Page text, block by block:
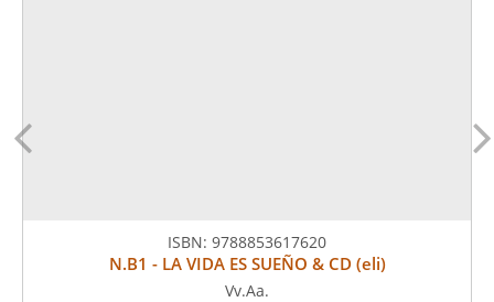
ISBN: 9788853617620
N.B1 - LA VIDA ES SUEÑO & CD (eli)
Vv.Aa.